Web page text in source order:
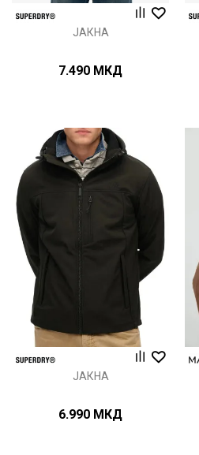
ЈАКНА
7.490 МКД
ЈАКНА
6.990 МКД